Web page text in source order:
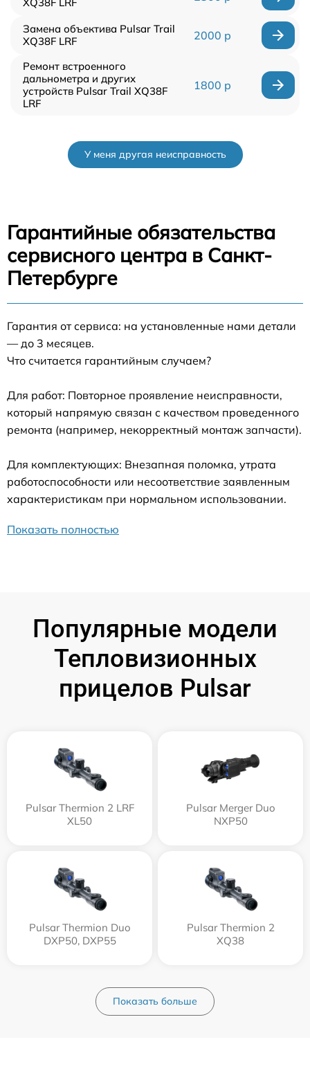
Замена объектива Pulsar Trail
XQ38F LRF
2000 р
Ремонт встроенного
дальнометра и других
устройств Pulsar Trail XQ38F
LRF
1800 р
У меня другая неисправность
Гарантийные обязательства
сервисного центра в Санкт-
Петербурге
Гарантия от сервиса: на установленные нами детали
— до 3 месяцев.
Что считается гарантийным случаем?
Для работ: Повторное проявление неисправности,
который напрямую связан с качеством проведенного
ремонта (например, некорректный монтаж запчасти).
Для комплектующих: Внезапная поломка, утрата
работоспособности или несоответствие заявленным
характеристикам при нормальном использовании.
Показать полностью
Популярные модели
Тепловизионных
прицелов Pulsar
Pulsar Thermion 2 LRF
XL50
Pulsar Merger Duo
NXP50
Pulsar Thermion Duo
DXP50, DXP55
Pulsar Thermion 2
XQ38
Показать больше